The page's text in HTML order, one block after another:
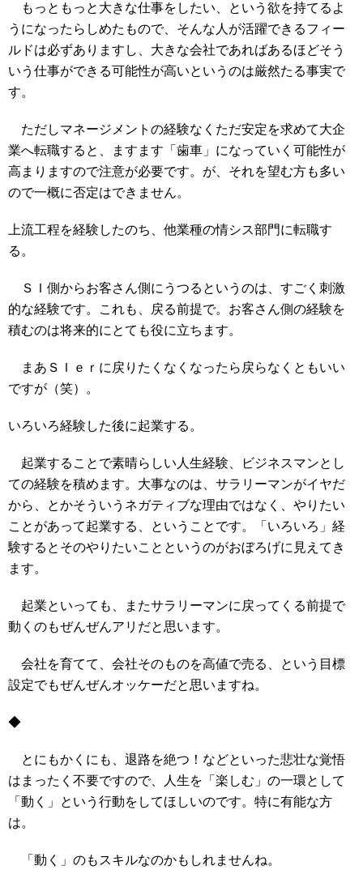
もっともっと大きな仕事をしたい、という欲を持てるよ
うになったらしめたもので、そんな人が活躍できるフィー
ルドは必ずありますし、大きな会社であればあるほどそう
いう仕事ができる可能性が高いというのは厳然たる事実で
す。
ただしマネージメントの経験なくただ安定を求めて大企
業へ転職すると、ますます「歯車」になっていく可能性が
高まりますので注意が必要です。が、それを望む方も多い
ので一概に否定はできません。
上流工程を経験したのち、他業種の情シス部門に転職す
る。
ＳＩ側からお客さん側にうつるというのは、すごく刺激
的な経験です。これも、戻る前提で。お客さん側の経験を
積むのは将来的にとても役に立ちます。
まあＳＩｅｒに戻りたくなくなったら戻らなくともいい
ですが（笑）。
いろいろ経験した後に起業する。
起業することで素晴らしい人生経験、ビジネスマンとし
ての経験を積めます。大事なのは、サラリーマンがイヤだ
から、とかそういうネガティブな理由ではなく、やりたい
ことがあって起業する、ということです。「いろいろ」経
験するとそのやりたいことというのがおぼろげに見えてき
ます。
起業といっても、またサラリーマンに戻ってくる前提で
動くのもぜんぜんアリだと思います。
会社を育てて、会社そのものを高値で売る、という目標
設定でもぜんぜんオッケーだと思いますね。
◆
とにもかくにも、退路を絶つ！などといった悲壮な覚悟
はまったく不要ですので、人生を「楽しむ」の一環として
「動く」という行動をしてほしいのです。特に有能な方
は。
「動く」のもスキルなのかもしれませんね。